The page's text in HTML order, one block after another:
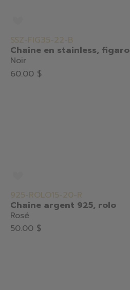
SSZ-FIG35-22-B
Chaine en stainless, figaro
Noir
60.00 $
925-ROLO15-20-R
Chaine argent 925, rolo
Rosé
50.00 $